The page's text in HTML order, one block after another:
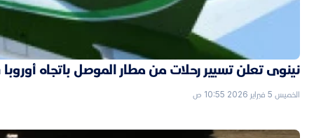
نينوى تعلن تسيير رحلات من مطار الموصل باتجاه أوروبا
الخميس 5 فبراير 2026 10:55 ص